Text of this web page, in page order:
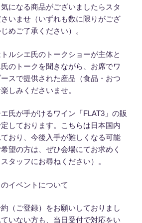
になる商品がございましたらスタ
いませ（いずれも数に限りがござ
めご了承ください）。
ルシエ氏のトークショーが主体と
のトークを聞きながら、お席でワ
スで提供された産品（食品・おつ
しみくださいませ。
氏が手がけるワイン「FLAT3」の販
しております。こちらは日本国内
おり、今後入手が難しくなる可能
望の方は、ぜひ会場にてお求めく
タッフにお尋ねください）。
イベントについて
（ご登録）をお願いしておりまし
いない方も、当日受付で対応をい